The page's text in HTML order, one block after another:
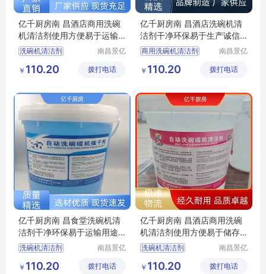
亿千厨房南 昌酒店商用洗碗
机清洁剂使用方便易于运输
货源稳定
洗碗机清洁剂
洗碗机专用光亮剂
洗碗机光亮剂厂家
南昌景亿
有限公司
￥ 110.20 拨打电话
亿千厨房南 昌酒店洗碗机清
洁剂干净环保易于生产诚信
经营
商用洗碗机清洁剂
洗碗机专用催干剂
洗碗机光亮剂厂家
南昌景亿
有限公司
￥ 110.20 拨打电话
亿千厨房南 昌食堂洗碗机清
洁剂干净环保易于运输用途
广泛
洗碗机清洁剂
商用洗碗机光亮剂
南昌景亿
有限公司
￥ 110.20 拨打电话
亿千厨房南 昌酒店商用洗碗
机清洁剂使用方便易于储存
用途广泛
洗碗机清洁剂
洗碗机洗涤剂厂家
南昌景亿
有限公司
￥ 110.20 拨打电话